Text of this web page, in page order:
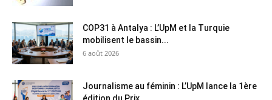
COP31 à Antalya : L’UpM et la Turquie
mobilisent le bassin...
6 août 2026
Journalisme au féminin : L’UpM lance la 1ère
édition du Prix...